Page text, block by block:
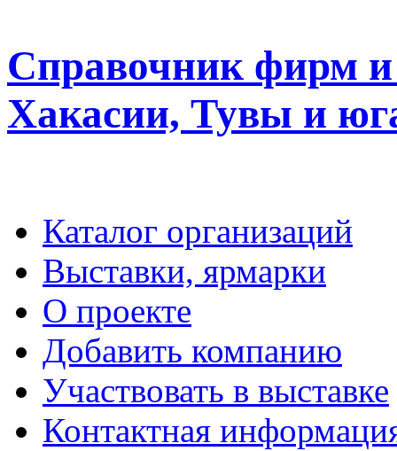
Справочник фирм и
Хакасии, Тувы и
Каталог организаций
Выставки, ярмарки
О проекте
Добавить компанию
Участвовать в выставке
Контактная